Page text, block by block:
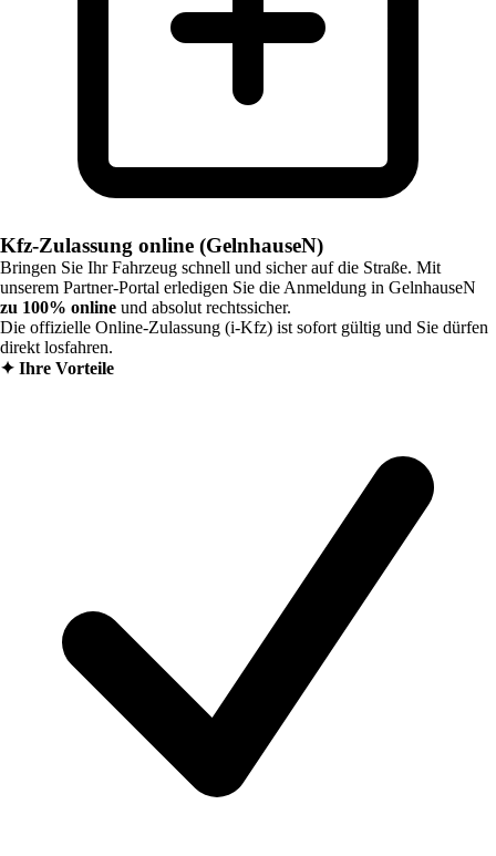
Kfz-Zulassung online (GelnhauseN)
Bringen Sie Ihr Fahrzeug schnell und sicher auf die Straße. Mit
unserem Partner-Portal erledigen Sie die Anmeldung in GelnhauseN
zu 100% online und absolut rechtssicher.
Die offizielle Online-Zulassung (i-Kfz) ist sofort gültig und Sie dürfen
direkt losfahren.
✦ Ihre Vorteile